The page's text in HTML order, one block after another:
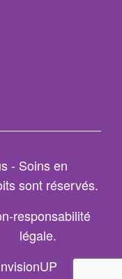
- Soins en
sont réservés.
responsabilité
légale